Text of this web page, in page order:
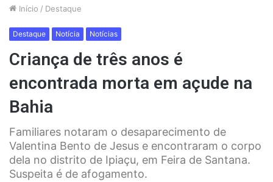
Início / Destaque
Destaque Notícia Notícias
Criança de três anos é
encontrada morta em açude na
Bahia
Familiares notaram o desaparecimento de
Valentina Bento de Jesus e encontraram o corpo
dela no distrito de Ipiaçu, em Feira de Santana.
Suspeita é de afogamento.